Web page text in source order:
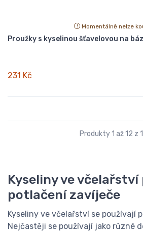
Momentálně nelze
Proužky s kyselinou šťavelovou na
231 Kč
Produkty 1 až 12 z
Kyseliny ve včelařství
potlačení zavíječe
Kyseliny ve včelařství se používají
Nejčastěji se používají jako různé